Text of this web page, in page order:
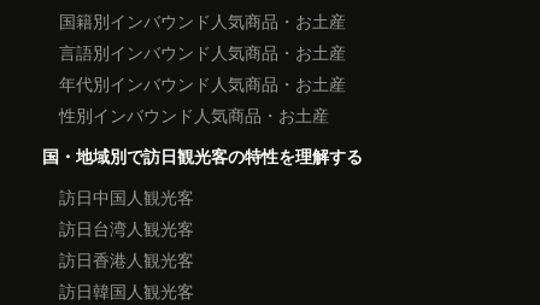
国籍別インバウンド人気商品・お土産
言語別インバウンド人気商品・お土産
年代別インバウンド人気商品・お土産
性別インバウンド人気商品・お土産
国・地域別で訪日観光客の特性を理解する
訪日中国人観光客
訪日台湾人観光客
訪日香港人観光客
訪日韓国人観光客